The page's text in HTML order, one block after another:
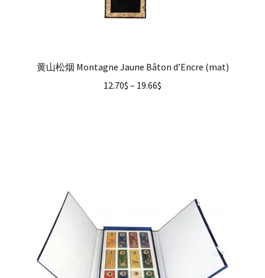
黄山松烟 Montagne Jaune Bâton d’Encre (mat)
12.70$ – 19.66$